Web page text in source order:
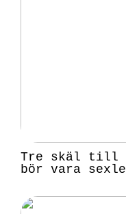
Tre skäl till
bör vara